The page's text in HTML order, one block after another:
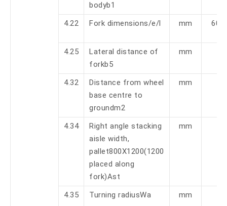
bodyb1
4.22 Fork dimensions/e/l mm 60/
4.25
Lateral distance of
forkb5
mm
4.32
Distance from wheel
base centre to
groundm2
mm
4.34
Right angle stacking
aisle width,
pallet800X1200(1200
placed along
fork)Ast
mm
4.35 Turning radiusWa mm